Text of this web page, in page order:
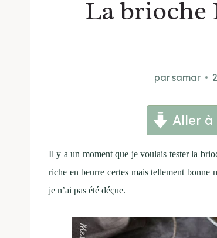
La brioche
parsamar
Aller à
Il y a un moment que je voulais tester la
riche en beurre certes mais tellement
je n’ai pas été déçue.